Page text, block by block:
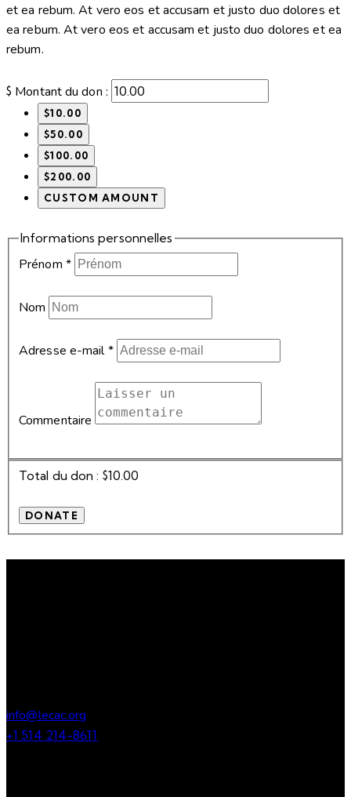
et ea rebum. At vero eos et accusam et justo duo dolores et
ea rebum. At vero eos et accusam et justo duo dolores et ea
rebum.
$ Montant du don :
$10.00
$50.00
$100.00
$200.00
CUSTOM AMOUNT
Informations personnelles
Prénom *
Nom
Adresse e-mail*
Commentaire
Total du don : $10.00
info@lecac.org
+1 514 214-8611